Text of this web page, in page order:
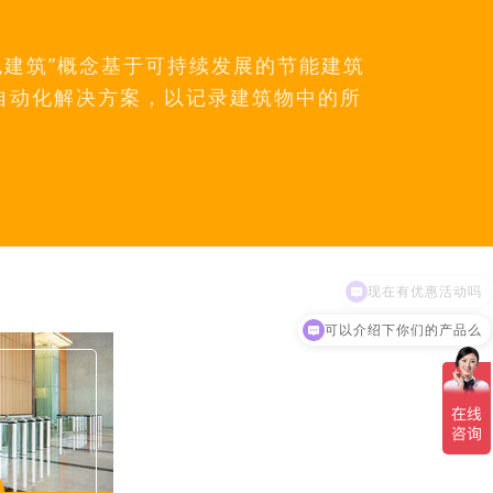
筑”概念基于可持续发展的节能建筑
化解决方案，以记录建筑物中的所
可以介绍下你们的产品么